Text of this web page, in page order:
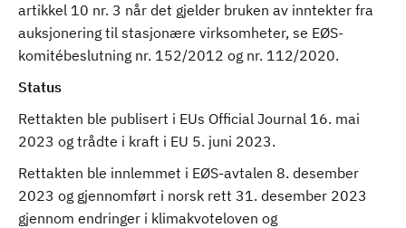
artikkel 10 nr. 3 når det gjelder bruken av inntekter fra
auksjonering til stasjonære virksomheter, se EØS-
komitébeslutning nr. 152/2012 og nr. 112/2020.
Status
Rettakten ble publisert i EUs Official Journal 16. mai
2023 og trådte i kraft i EU 5. juni 2023.
Rettakten ble innlemmet i EØS-avtalen 8. desember
2023 og gjennomført i norsk rett 31. desember 2023
gjennom endringer i klimakvoteloven og